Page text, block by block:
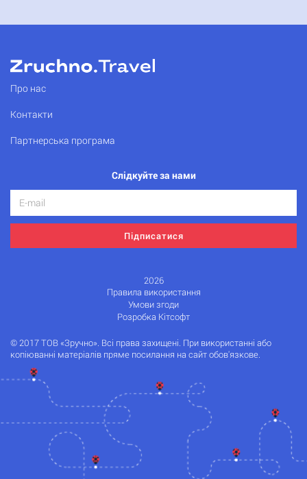
Про нас
Контакти
Партнерська програма
Слідкуйте за нами
Підписатися
2026
Правила використання
Умови згоди
Розробка Кітсофт
© 2017 ТОВ «Зручно». Всі права захищені. При використанні або
копіюванні матеріалів пряме посилання на сайт обов'язкове.